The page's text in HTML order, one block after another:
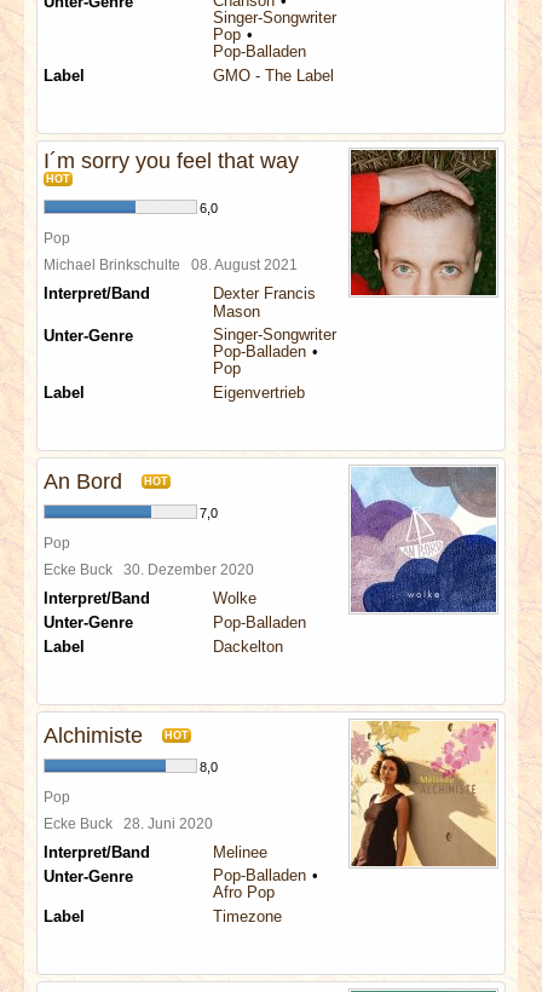
Singer-Songwriter
Pop
Pop-Balladen
Label
GMO - The Label
I´m sorry you feel that way
HOT
6,0
Pop
Michael Brinkschulte 08. August 2021
Interpret/Band
Dexter Francis
Mason
Unter-Genre
Singer-Songwriter
Pop-Balladen
Pop
Label
Eigenvertrieb
An Bord HOT
7,0
Pop
Ecke Buck 30. Dezember 2020
Interpret/Band
Wolke
Unter-Genre
Pop-Balladen
Label
Dackelton
Alchimiste HOT
8,0
Pop
Ecke Buck 28. Juni 2020
Interpret/Band
Melinee
Unter-Genre
Pop-Balladen
Afro Pop
Label
Timezone